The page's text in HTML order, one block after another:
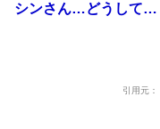
シンさん…どうして…
引用元：